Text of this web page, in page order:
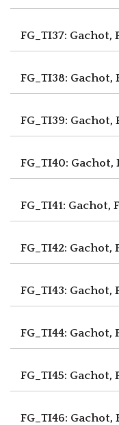
FG_TI37: Gachot,
FG_TI38: Gachot,
FG_TI39: Gachot,
FG_TI40: Gachot,
FG_TI41: Gachot,
FG_TI42: Gachot,
FG_TI43: Gachot,
FG_TI44: Gachot,
FG_TI45: Gachot,
FG_TI46: Gachot,